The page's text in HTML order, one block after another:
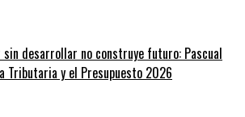
sin desarrollar no construye futuro: Pascual
Tributaria y el Presupuesto 2026